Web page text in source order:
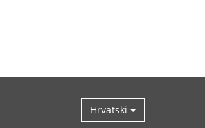
Hrvatski